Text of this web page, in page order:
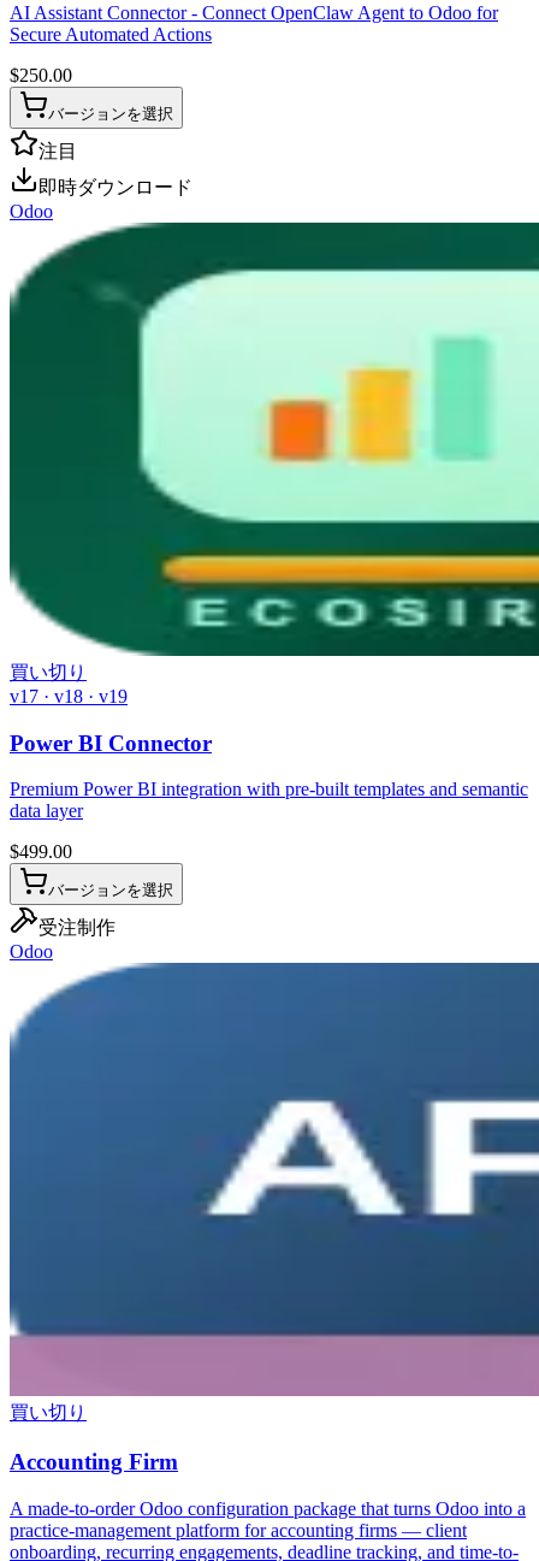
AI Assistant Connector - Connect OpenClaw Agent to Odoo for
Secure Automated Actions
$250.00
バージョンを選択
注目
即時ダウンロード
Odoo
買い切り
v17 · v18 · v19
Power BI Connector
Premium Power BI integration with pre-built templates and semantic
data layer
$499.00
バージョンを選択
受注制作
Odoo
買い切り
Accounting Firm
A made-to-order Odoo configuration package that turns Odoo into a
practice-management platform for accounting firms — client
onboarding, recurring engagements, deadline tracking, and time-to-